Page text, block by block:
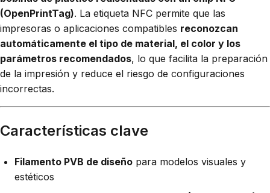
(OpenPrintTag). La etiqueta NFC permite que las
impresoras o aplicaciones compatibles reconozcan
automáticamente el tipo de material, el color y los
parámetros recomendados, lo que facilita la preparación
de la impresión y reduce el riesgo de configuraciones
incorrectas.
Características clave
Filamento PVB de diseño para modelos visuales y
estéticos